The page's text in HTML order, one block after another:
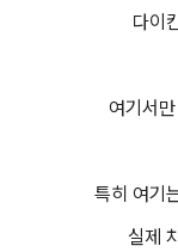
다이
여기서
특히 여기
실제